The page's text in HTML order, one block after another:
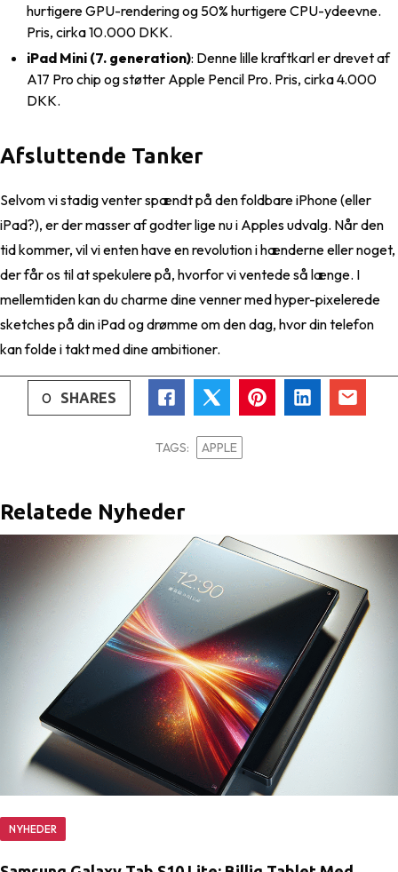
hurtigere GPU-rendering og 50% hurtigere CPU-ydeevne.
Pris, cirka 10.000 DKK.
iPad Mini (7. generation): Denne lille kraftkarl er drevet af
A17 Pro chip og støtter Apple Pencil Pro. Pris, cirka 4.000
DKK.
Afsluttende Tanker
Selvom vi stadig venter spændt på den foldbare iPhone (eller
iPad?), er der masser af godter lige nu i Apples udvalg. Når den
tid kommer, vil vi enten have en revolution i hænderne eller noget,
der får os til at spekulere på, hvorfor vi ventede så længe. I
mellemtiden kan du charme dine venner med hyper-pixelerede
sketches på din iPad og drømme om den dag, hvor din telefon
kan folde i takt med dine ambitioner.
0 SHARES
TAGS: APPLE
Relatede Nyheder
NYHEDER